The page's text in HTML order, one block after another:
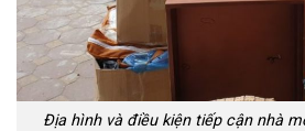
Địa hình và điều kiện tiếp cận nhà